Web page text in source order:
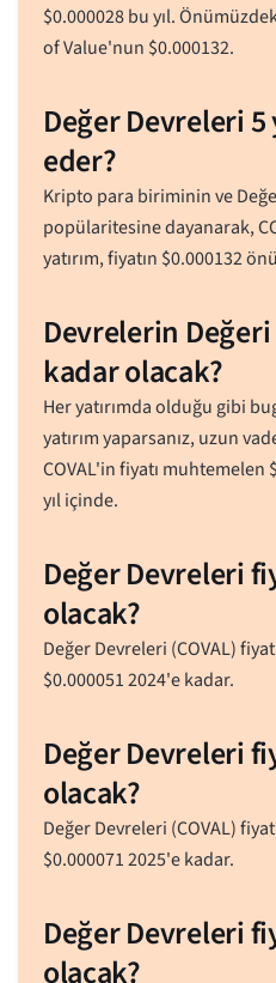
$0.000028bu yıl.
of Value'nun $0.000132.
Değer Devreleri
eder?
Kripto para biriminin ve
popülaritesine dayanarak,
yatırım, fiyatın $0.000132
Devrelerin Değeri
kadar olacak?
Her yatırımda olduğu gibi
yatırım yaparsanız, uzun
COVAL'in fiyatı muhtemelen $
yıl içinde.
Değer Devreleri
olacak?
Değer Devreleri (COVAL)
$0.0000512024'e kadar.
Değer Devreleri
olacak?
Değer Devreleri (COVAL)
$0.0000712025'e kadar.
Değer Devreleri
olacak?